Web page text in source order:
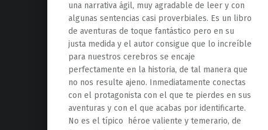
una narrativa ágil, muy agradable de leer y con
algunas sentencias casi proverbiales. Es un libro
de aventuras de toque fantástico pero en su
justa medida y el autor consigue que lo increíble
para nuestros cerebros se encaje
perfectamente en la historia, de tal manera que
no nos resulte ajeno. Inmediatamente conectas
con el protagonista con el que te pierdes en sus
aventuras y con el que acabas por identificarte.
No es el típico héroe valiente y temerario, de